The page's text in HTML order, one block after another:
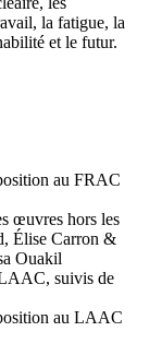
la fatigue, la
et le futur.
au FRAC
œuvres hors les
Élise Carron &
Ouakil
suivis de
au LAAC